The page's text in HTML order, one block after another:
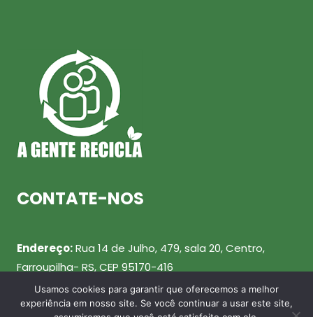
CONTATE-NOS
Endereço:Rua 14 de Julho, 479, sala 20, Centro,
Farroupilha- RS, CEP 95170-416
Telefone: (54) 99943-0461
Usamos cookies para garantir que oferecemos a melhor
experiência em nosso site. Se você continuar a usar este site,